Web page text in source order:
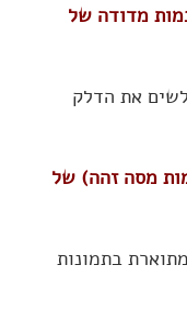
מדודה של
את הדלק
מסה זהה) של
בתמונות